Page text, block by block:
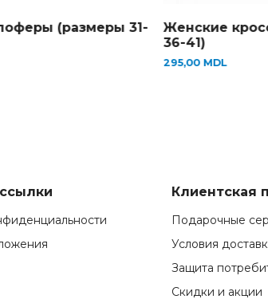
31-
Женские кроссовки
Клиентская
Подарочные
Условия
Защита
Скидки и акции